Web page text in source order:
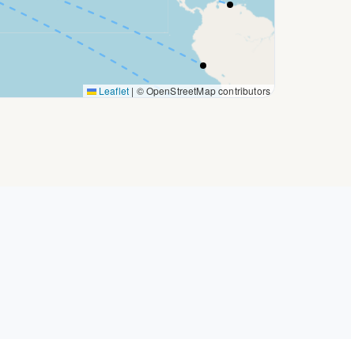
Leaflet | © OpenStreetMap contributors